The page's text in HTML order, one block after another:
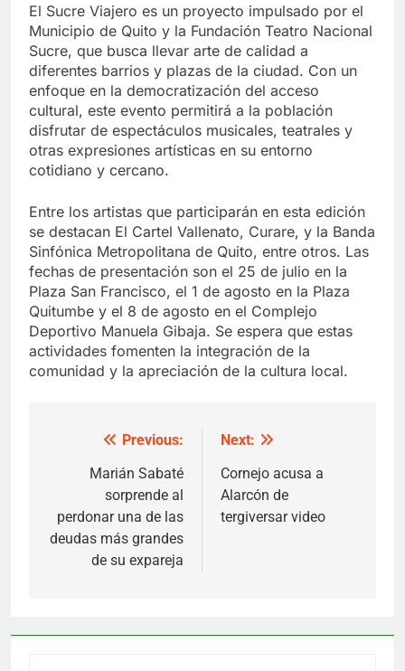
El Sucre Viajero es un proyecto impulsado por el
Municipio de Quito y la Fundación Teatro Nacional
Sucre, que busca llevar arte de calidad a
diferentes barrios y plazas de la ciudad. Con un
enfoque en la democratización del acceso
cultural, este evento permitirá a la población
disfrutar de espectáculos musicales, teatrales y
otras expresiones artísticas en su entorno
cotidiano y cercano.
Entre los artistas que participarán en esta edición
se destacan El Cartel Vallenato, Curare, y la Banda
Sinfónica Metropolitana de Quito, entre otros. Las
fechas de presentación son el 25 de julio en la
Plaza San Francisco, el 1 de agosto en la Plaza
Quitumbe y el 8 de agosto en el Complejo
Deportivo Manuela Gibaja. Se espera que estas
actividades fomenten la integración de la
comunidad y la apreciación de la cultura local.
navigation
Previous:
Marián Sabaté
sorprende al
perdonar una de las
deudas más grandes
de su expareja
Next:
Cornejo acusa a
Alarcón de
tergiversar video